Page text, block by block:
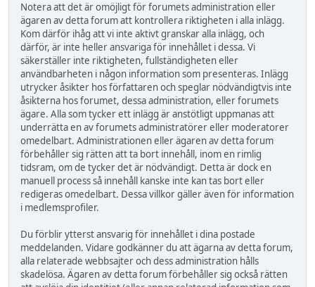
Notera att det är omöjligt för forumets administration eller
ägaren av detta forum att kontrollera riktigheten i alla inlägg.
Kom därför ihåg att vi inte aktivt granskar alla inlägg, och
därför, är inte heller ansvariga för innehållet i dessa. Vi
säkerställer inte riktigheten, fullständigheten eller
användbarheten i någon information som presenteras. Inlägg
utrycker åsikter hos författaren och speglar nödvändigtvis inte
åsikterna hos forumet, dessa administration, eller forumets
ägare. Alla som tycker ett inlägg är anstötligt uppmanas att
underrätta en av forumets administratörer eller moderatorer
omedelbart. Administrationen eller ägaren av detta forum
förbehåller sig rätten att ta bort innehåll, inom en rimlig
tidsram, om de tycker det är nödvändigt. Detta är dock en
manuell process så innehåll kanske inte kan tas bort eller
redigeras omedelbart. Dessa villkor gäller även för information
i medlemsprofiler.
Du förblir ytterst ansvarig för innehållet i dina postade
meddelanden. Vidare godkänner du att ägarna av detta forum,
alla relaterade webbsajter och dess administration hålls
skadelösa. Ägaren av detta forum förbehåller sig också rätten